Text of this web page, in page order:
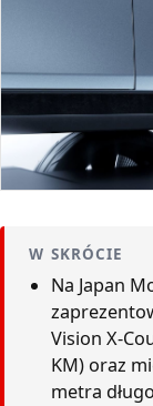
W SKRÓCIE
Na Japan
Vision X-
KM) oraz
metra